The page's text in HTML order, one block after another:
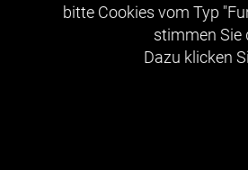
bitte Cookies vom Typ
stimmen Sie
Dazu klicken